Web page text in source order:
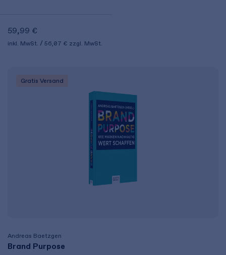
59,99 €
inkl. MwSt. 56,07 € zzgl. MwSt.
Gratis Versand
Andreas Baetzgen
Brand Purpose